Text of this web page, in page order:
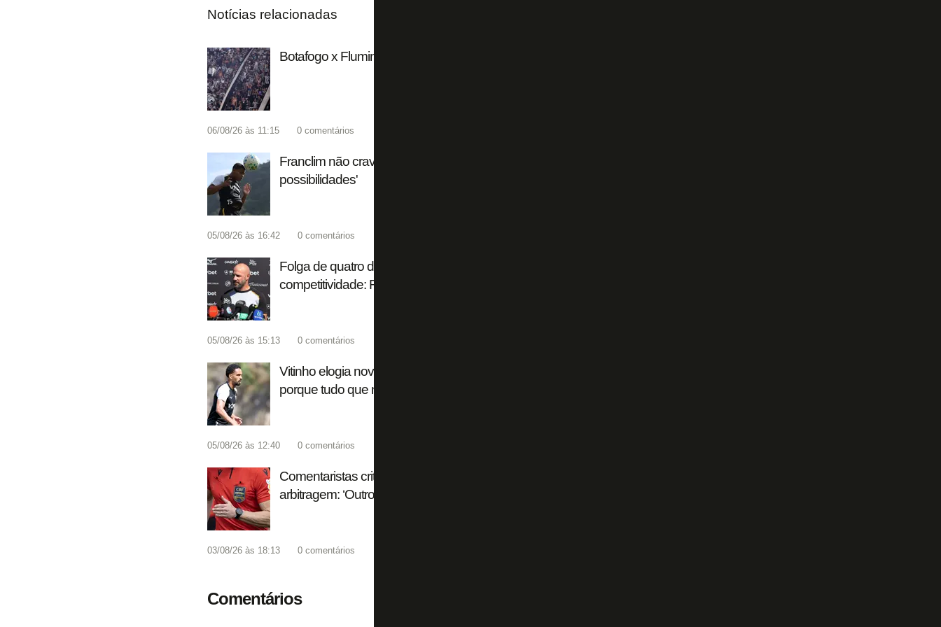
Notícias relacionadas
Botafogo x Fluminense chega a 15 mil ingressos vendidos de forma antecipada
06/08/26 às 11:15 0 comentários
Franclim não crava substituto de Huguinho em Botafogo x Fluminense: 'Temos duas
possibilidades'
05/08/26 às 16:42 0 comentários
Folga de quatro dias, título brasileiro 'impossível', ambição na Sul-Americana e
competitividade: Franclim abre o jogo no Botafogo
05/08/26 às 15:13 0 comentários
Vitinho elogia nova gestão: 'Sabemos um pouco do plano do Botafogo. Fico feliz
porque tudo que nos falam está acontecendo'
05/08/26 às 12:40 0 comentários
Comentaristas criticam Flamengo e Palmeiras por troca de acusações sobre
arbitragem: ‘Outro dia estávamos falando do John Textor, é a mesma coisa’
03/08/26 às 18:13 0 comentários
Comentários